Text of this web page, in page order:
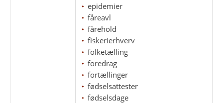
epidemier
fåreavl
fårehold
fiskerierhverv
folketælling
foredrag
fortællinger
fødselsattester
fødselsdage